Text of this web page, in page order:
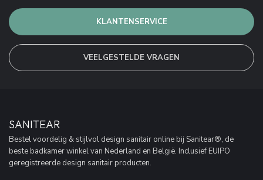
KLANTENSERVICE
VEELGESTELDE VRAGEN
SANITEAR
Bestel voordelig & stijlvol design sanitair online bij Sanitear®, de
beste badkamer winkel van Nederland en België. Inclusief EUIPO
geregistreerde design sanitair producten.